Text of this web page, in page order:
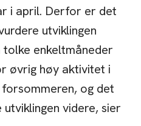
i april. Derfor er det
utviklingen
enkeltmåneder
øvrig høy aktivitet i
og det
videre, sier